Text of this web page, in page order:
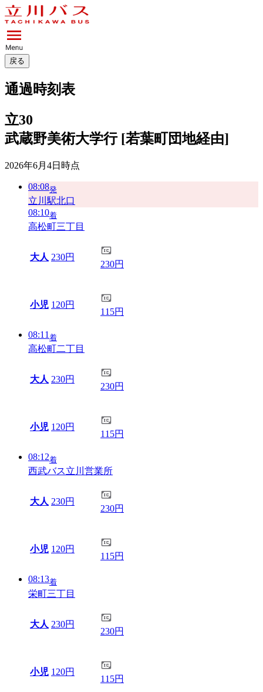
戻る
通過時刻表
立30
武蔵野美術大学行 [若葉町団地経由]
2026年6月4日 時点
08:08発
立川駅北口
08:10着
高松町三丁目
大人 230円
230円
小児 120円
115円
08:11 着
高松町二丁目
大人 230円
230円
小児 120円
115円
08:12着
西武バス立川営業所
大人 230円
230円
小児 120円
115円
08:13着
栄町三丁目
大人 230円
230円
小児 120円
115円